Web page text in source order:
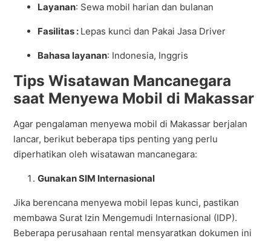
Layanan: Sewa mobil harian dan bulanan
Fasilitas : Lepas kunci dan Pakai Jasa Driver
Bahasa layanan: Indonesia, Inggris
Tips Wisatawan Mancanegara
saat Menyewa Mobil di Makassar
Agar pengalaman menyewa mobil di Makassar berjalan
lancar, berikut beberapa tips penting yang perlu
diperhatikan oleh wisatawan mancanegara:
Gunakan SIM Internasional
Jika berencana menyewa mobil lepas kunci, pastikan
membawa Surat Izin Mengemudi Internasional (IDP).
Beberapa perusahaan rental mensyaratkan dokumen ini